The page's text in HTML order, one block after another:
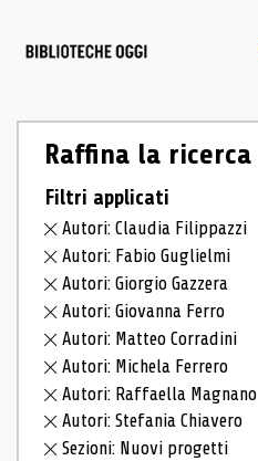
Raffina la ricerca
Filtri applicati
Autori: Claudia Filippazzi
Autori: Fabio Guglielmi
Autori: Giorgio Gazzera
Autori: Giovanna Ferro
Autori: Matteo Corradini
Autori: Michela Ferrero
Autori: Raffaella Magnano
Autori: Stefania Chiavero
Sezioni: Nuovi progetti